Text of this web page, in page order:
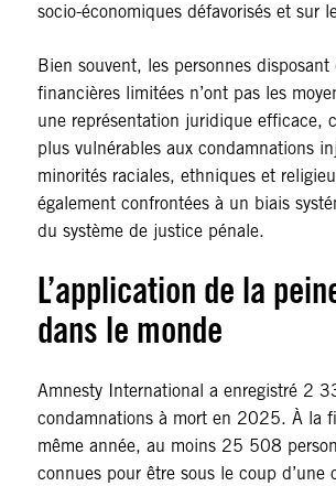
socio-économiques défavorisés et sur
Bien souvent, les personnes disposant
financières limitées n’ont pas les
une représentation juridique efficace,
plus vulnérables aux condamnations
minorités raciales, ethniques et
également confrontées à un biais
du système de justice pénale.
L’application de la
dans le monde
Amnesty International a enregistré 2
condamnations à mort en 2025. À la
même année, au moins 25 508
connues pour être sous le coup d’une